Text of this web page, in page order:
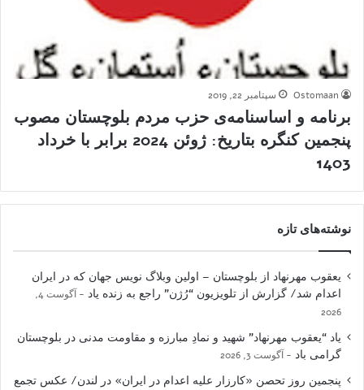
Ostomaan سپتامبر 22, 2019
برنامه و اساسنامه‌ی حزب مردم بلوچستان مصوب
پنجمین کنگره‌ بتاریخ: ژوئن 2024 برابر با خرداد
1403
نوشته‌های تازه
یعقوب مهرنهاد از بلوچستان – اولین وبلاگ نویس جهان که در ایران
اعدام شد/ گزارش از تلویزیون “رُژن” راجع به زنده یاد
آگوست 4,
2026
یاد “یعقوب مهرنهاد” شهید و نمادِ مبارزه و مقاومت مدنی در بلوچستان
گرامی باد
آگوست 3, 2026
پنجمین روز تحصن «کارزار علیه اعدام در ایران» در لندن/ عکس تجمع